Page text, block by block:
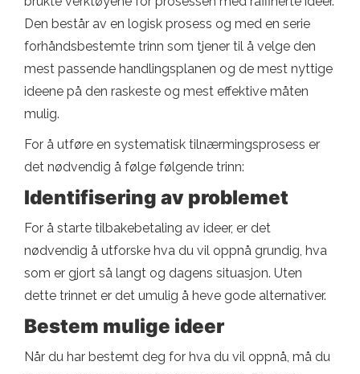
Den består av en logisk prosess og med en serie
forhåndsbestemte trinn som tjener til å velge den
mest passende handlingsplanen og de mest nyttige
ideene på den raskeste og mest effektive måten
mulig.
For å utføre en systematisk tilnærmingsprosess er
det nødvendig å følge følgende trinn:
Identifisering av problemet
For å starte tilbakebetaling av ideer, er det
nødvendig å utforske hva du vil oppnå grundig, hva
som er gjort så langt og dagens situasjon. Uten
dette trinnet er det umulig å heve gode alternativer.
Bestem mulige ideer
Når du har bestemt deg for hva du vil oppnå, må du